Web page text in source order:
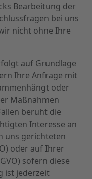
Bearbeitung der
bei uns
nicht ohne Ihre
auf Grundlage
Ihre Anfrage mit
oder
Maßnahmen
beruht die
Interesse an
uns gerichteten
oder auf Ihrer
sofern diese
ist jederzeit